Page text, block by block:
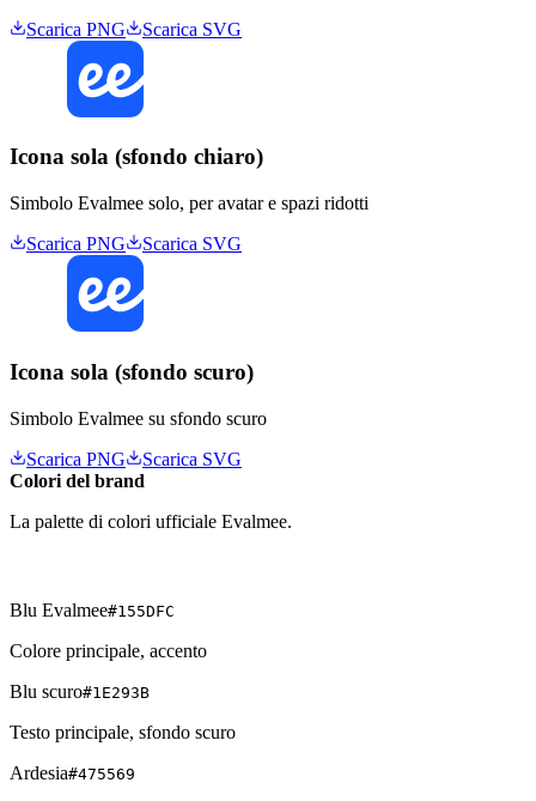
Scarica PNG
Scarica SVG
Icona sola (sfondo chiaro)
Simbolo Evalmee solo, per avatar e spazi ridotti
Scarica PNG
Scarica SVG
Icona sola (sfondo scuro)
Simbolo Evalmee su sfondo scuro
Scarica PNG
Scarica SVG
Colori del brand
La palette di colori ufficiale Evalmee.
Blu Evalmee#155DFC
Colore principale, accento
Blu scuro#1E293B
Testo principale, sfondo scuro
Ardesia#475569